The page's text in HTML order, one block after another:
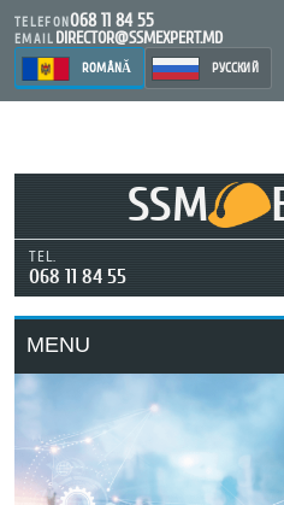
TELEFON068 11 84 55
EMAIL DIRECTOR@SSMEXPERT.MD
ROMÂNĂ РУССКИЙ
SSM
TEL.
068 11 84 55
MENU